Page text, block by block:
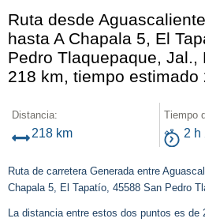
Ruta desde
hasta A Chapala 5, El
Pedro Tlaquepaque, Jal.,
218 km, tiempo estimado
Distancia:
218 km
Tiempo
2 h
Ruta de carretera Generada entre
Chapala 5, El Tapatío, 45588 San Pedro
La distancia entre estos dos puntos es de